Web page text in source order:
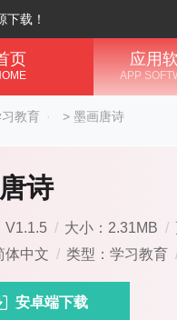
载！
页 应用
APP
教育 > 墨画唐诗
诗
V1.1.5 / 大小：2.31MB /
体中文 / 类型：学习教育
安卓端下载